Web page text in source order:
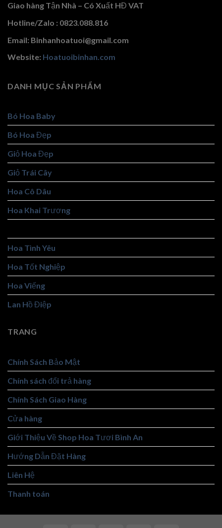
Giao hàng Tận Nhà – Có Xuất HĐ VAT
Hotline/Zalo : 0823.088.816
Email: Binhanhoatuoi@gmail.com
Website: Hoatuoibinhan.com
DANH MỤC SẢN PHẨM
Bó Hoa Baby
Bó Hoa Đẹp
Giỏ Hoa Đẹp
Giỏ Trái Cây
Hoa Cô Dâu
Hoa Khai Trương
Hoa Tình Yêu
Hoa Tốt Nghiệp
Hoa Viếng
Lan Hồ Điệp
TRANG
Chính Sách Bảo Mật
Chính sách đổi trả hàng
Chính Sách Giao Hàng
Cửa hàng
Giới Thiệu Về Shop Hoa Tươi Bình An
Hướng Dẫn Đặt Hàng
Liên Hệ
Thanh toán